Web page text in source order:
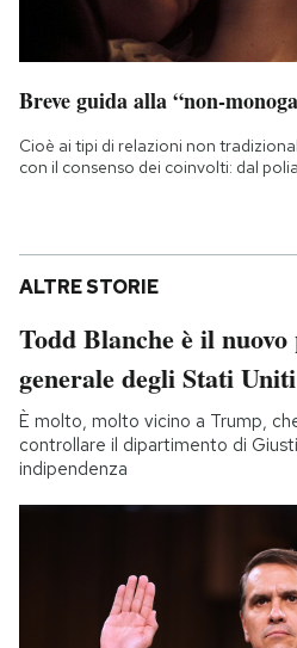
Breve guida alla “non-
Cioè ai tipi di relazioni non
con il consenso dei coinvolti: dal
ALTRE STORIE
Todd Blanche è il
generale degli Stati Uniti
È molto, molto vicino a Trump,
controllare il dipartimento di
indipendenza